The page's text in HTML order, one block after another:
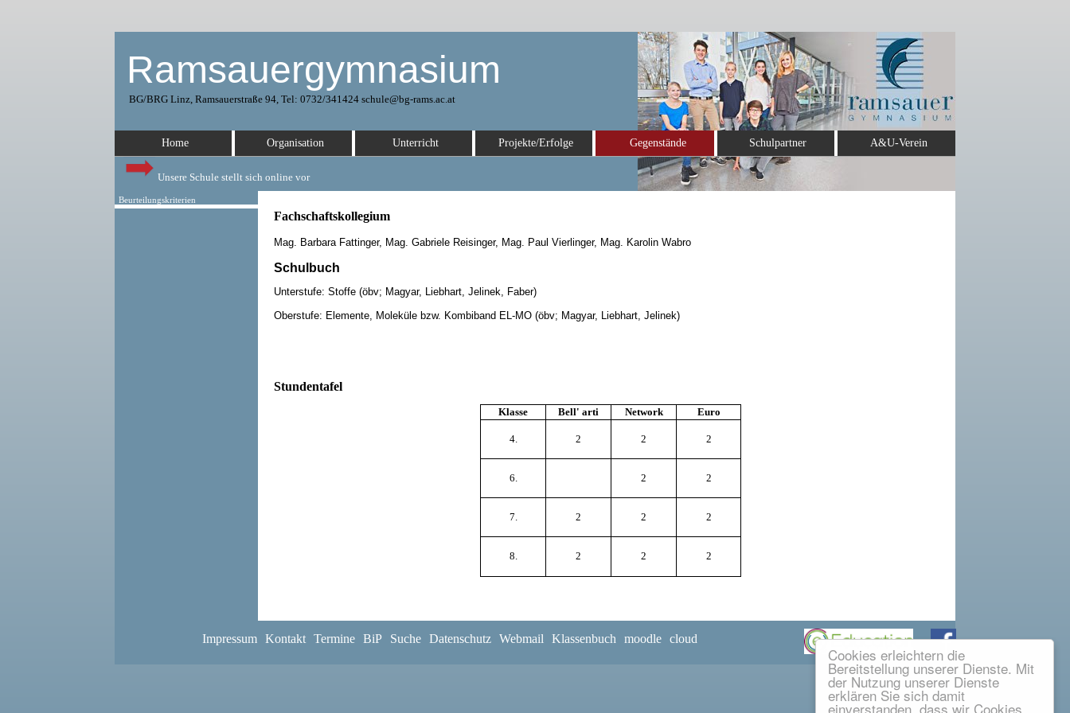
Cookies erleichtern die
Bereitstellung unserer Dienste. Mit
der Nutzung unserer Dienste
erklären Sie sich damit
einverstanden, dass wir Cookies
Ramsauergymnasium
BG/BRG Linz, Ramsauerstraße 94, Tel: 0732/341424 schule@bg-rams.ac.at
Unsere Schule stellt sich online vor
Home Organisation Unterricht Projekte/Erfolge Gegenstände Schulpartner A&U-Verein
Beurteilungskriterien
Fachschaftskollegium
Mag. Barbara Fattinger, Mag. Gabriele Reisinger, Mag. Paul Vierlinger, Mag. Karolin Wabro
Schulbuch
Unterstufe: Stoffe (öbv; Magyar, Liebhart, Jelinek, Faber)
Oberstufe: Elemente, Moleküle bzw. Kombiband EL-MO (öbv; Magyar, Liebhart, Jelinek)
Stundentafel
Klasse Bell' arti Network Euro
4. 2 2 2
6. 2 2
7. 2 2 2
8. 2 2 2
Impressum Kontakt Termine BiP Suche Datenschutz Webmail Klassenbuch moodle cloud